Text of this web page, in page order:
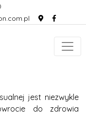
jest niezwykle
do zdrowia